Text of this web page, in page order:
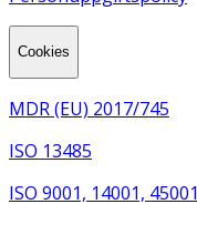
Cookies
MDR (EU) 2017/745
ISO 13485
ISO 9001, 14001, 45001